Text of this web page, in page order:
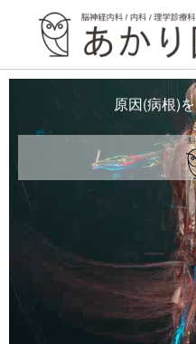
原因(病根)